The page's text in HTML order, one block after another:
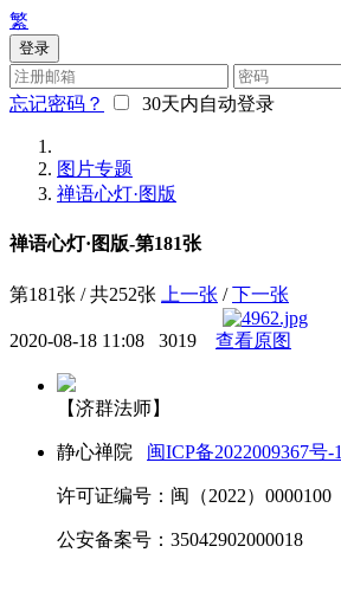
繁
登录
忘记密码？ 30天内自动登录
图片专题
禅语心灯·图版
禅语心灯·图版-第181张
第181张 / 共252张 上一张 /下一张
2020-08-18 11:08 3019 查看原图
【济群法师】
静心禅院 闽ICP备2022009367号-1
许可证编号：闽（2022）0000100
公安备案号：35042902000018